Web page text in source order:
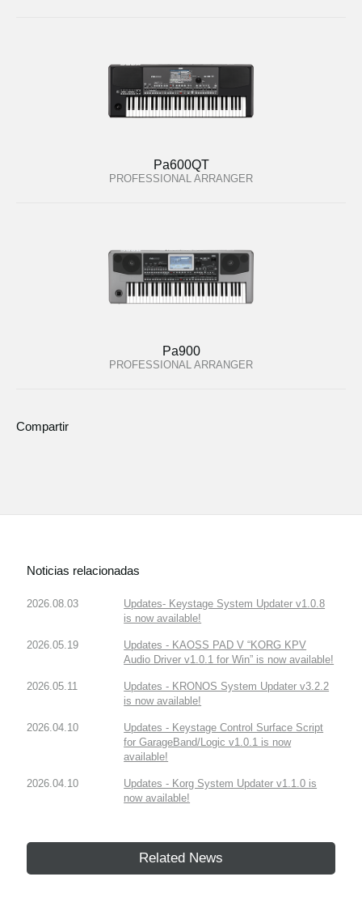
Pa600QT
PROFESSIONAL ARRANGER
Pa900
PROFESSIONAL ARRANGER
Compartir
Noticias relacionadas
2026.08.03
Updates- Keystage System Updater v1.0.8
is now available!
2026.05.19
Updates - KAOSS PAD V “KORG KPV
Audio Driver v1.0.1 for Win” is now available!
2026.05.11
Updates - KRONOS System Updater v3.2.2
is now available!
2026.04.10
Updates - Keystage Control Surface Script
for GarageBand/Logic v1.0.1 is now
available!
2026.04.10
Updates - Korg System Updater v1.1.0 is
now available!
Related News